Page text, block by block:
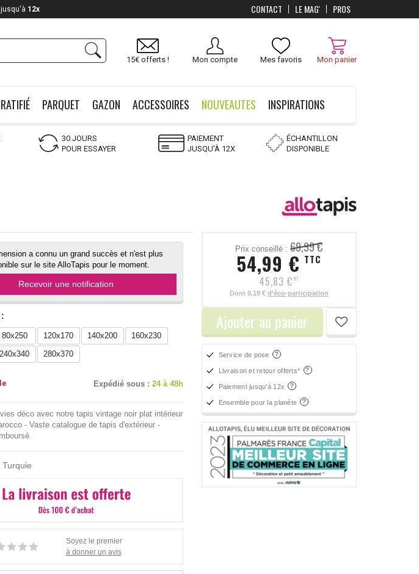
Mon panier
Mes favoris
Mon compte
15€ offerts !
PARQUET GAZON ACCESSOIRES NOUVEAUTES INSPIRATIONS
30 JOURS
POUR ESSAYER
PAIEMENT
JUSQU'À 12X
ÉCHANTILLON
DISPONIBLE
a connu un grand succès et n'est plus
sur le site AlloTapis pour le moment.
Recevoir une notification
80x250 120x170 140x200
160x230
240x340 280x370
Expédié sous : 24 à 48h
déco avec notre tapis vintage noir plat intérieur
- Vaste catalogue de tapis d'extérieur -
Soyez le premier
à donner un avis
Prix conseillé :69,99 €
54,99 € TTC
45,83 € HT
Dont 0,19 € d'éco-participation
Ajouter au panier
Service de pose
Livraison et retour offerts*
Paiement jusqu'à 12x
Ensemble pour la planète
PROS
LE MAG'
CONTACT
jusqu'à 12x OFFERTSdès 100 €